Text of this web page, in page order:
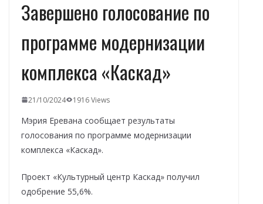
Завершено голосование по
программе модернизации
комплекса «Каскад»
21/10/2024 1916 Views
Мэрия Еревана сообщает результаты
голосования по программе модернизации
комплекса «Каскад».
Проект «Культурный центр Каскад» получил
одобрение 55,6%.